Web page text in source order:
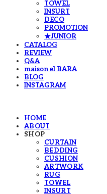
TOWEL
INSURT
DECO
PROMOTION
★JUNIOR
CATALOG
REVIEW
Q&A
maison el BARA
BLOG
INSTAGRAM
HOME
ABOUT
SHOP
CURTAIN
BEDDING
CUSHION
ARTWORK
RUG
TOWEL
INSURT